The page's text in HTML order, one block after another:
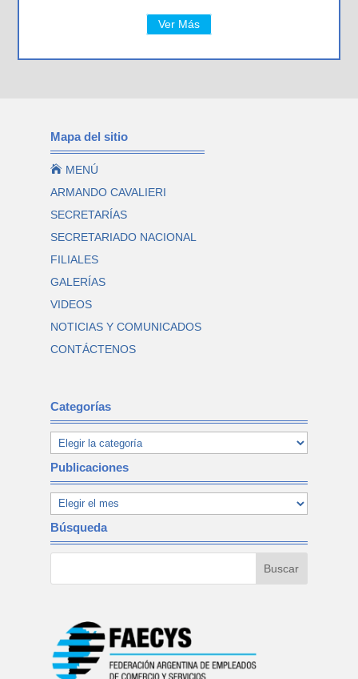
Ver Más
Mapa del sitio
 MENÚ
ARMANDO CAVALIERI
SECRETARÍAS
SECRETARIADO NACIONAL
FILIALES
GALERÍAS
VIDEOS
NOTICIAS Y COMUNICADOS
CONTÁCTENOS
Categorías
Publicaciones
Búsqueda